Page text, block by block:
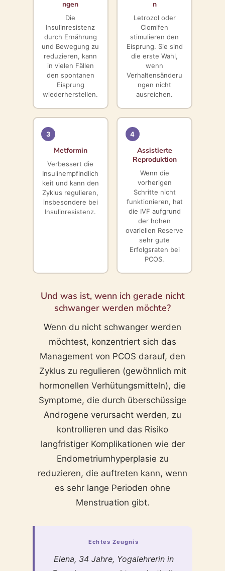
ngen
Die
Insulinresistenz
durch Ernährung
und Bewegung zu
reduzieren, kann
in vielen Fällen
den spontanen
Eisprung
wiederherstellen.
n
Letrozol oder
Clomifen
stimulieren den
Eisprung. Sie sind
die erste Wahl,
wenn
Verhaltensänderu
ngen nicht
ausreichen.
3
Metformin
Verbessert die
Insulinempfindlich
keit und kann den
Zyklus regulieren,
insbesondere bei
Insulinresistenz.
4
Assistierte
Reproduktion
Wenn die
vorherigen
Schritte nicht
funktionieren, hat
die IVF aufgrund
der hohen
ovariellen Reserve
sehr gute
Erfolgsraten bei
PCOS.
Und was ist, wenn ich gerade nicht
schwanger werden möchte?
Wenn du nicht schwanger werden
möchtest, konzentriert sich das
Management von PCOS darauf, den
Zyklus zu regulieren (gewöhnlich mit
hormonellen Verhütungsmitteln), die
Symptome, die durch überschüssige
Androgene verursacht werden, zu
kontrollieren und das Risiko
langfristiger Komplikationen wie der
Endometriumhyperplasie zu
reduzieren, die auftreten kann, wenn
es sehr lange Perioden ohne
Menstruation gibt.
Echtes Zeugnis
Elena, 34 Jahre, Yogalehrerin in